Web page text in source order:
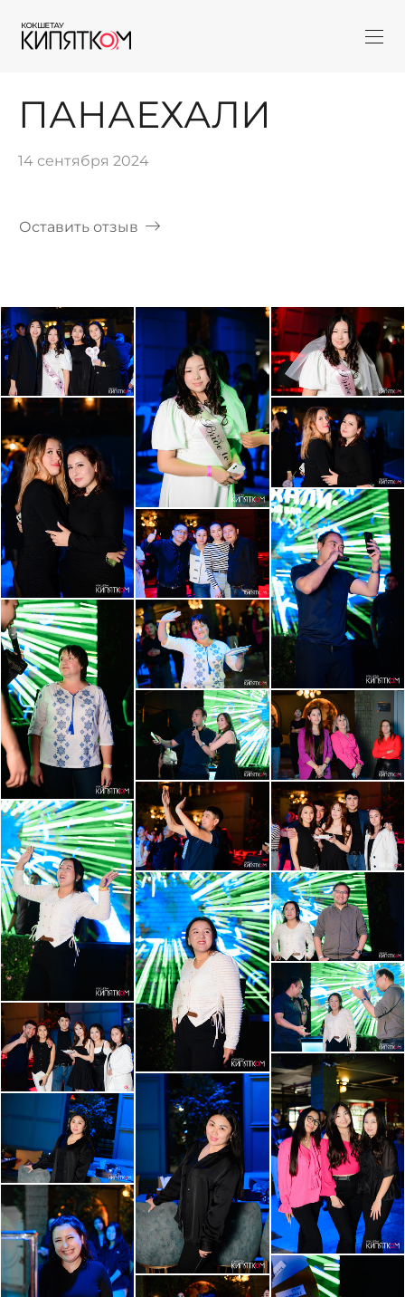
ПАНАЕХАЛИ
14 сентября 2024
Оставить отзыв